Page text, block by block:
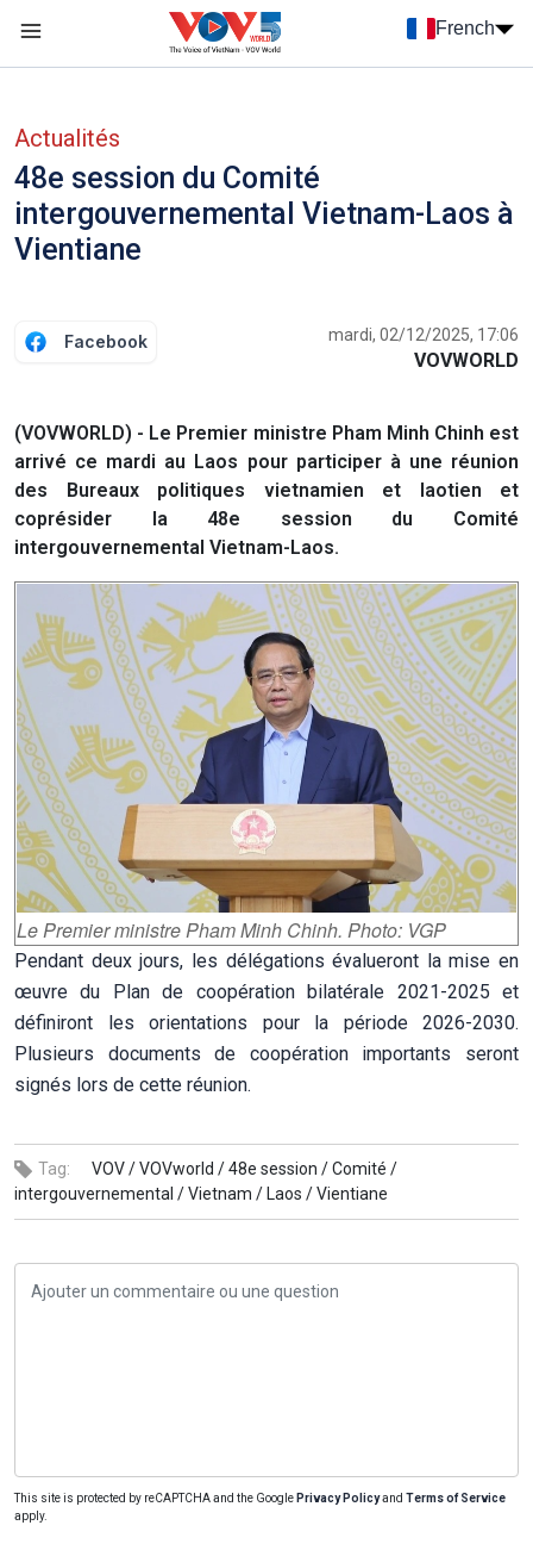
French
Actualités
48e session du Comité
intergouvernemental Vietnam-Laos à
Vientiane
Facebook mardi, 02/12/2025, 17:06
VOVWORLD
(VOVWORLD) - Le Premier ministre Pham Minh Chinh est
arrivé ce mardi au Laos pour participer à une réunion
des Bureaux politiques vietnamien et laotien et
coprésider la 48e session du Comité
intergouvernemental Vietnam-Laos.
Le Premier ministre Pham Minh Chinh. Photo: VGP
Pendant deux jours, les délégations évalueront la mise en
œuvre du Plan de coopération bilatérale 2021-2025 et
définiront les orientations pour la période 2026-2030.
Plusieurs documents de coopération importants seront
signés lors de cette réunion.
Tag: VOV /VOVworld /48e session /Comité /
intergouvernemental /Vietnam / Laos /Vientiane
This site is protected by reCAPTCHA and the Google Privacy Policyand Terms of Service
apply.